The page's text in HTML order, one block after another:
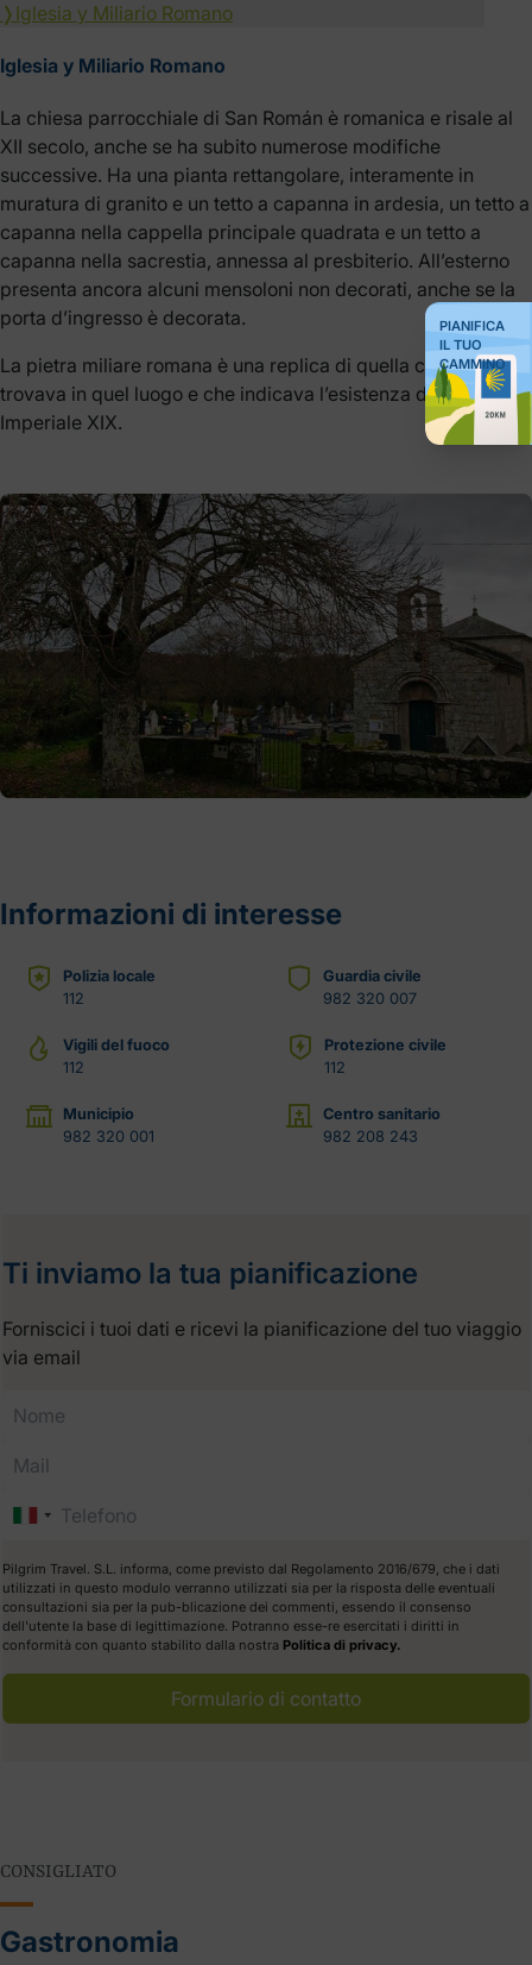
PIANIFICA
IL TUO
CAMMINO
❭ Iglesia y Miliario Romano
Iglesia y Miliario Romano
La chiesa parrocchiale di San Román è romanica e risale al
XII secolo, anche se ha subito numerose modifiche
successive. Ha una pianta rettangolare, interamente in
muratura di granito e un tetto a capanna in ardesia, un tetto a
capanna nella cappella principale quadrata e un tetto a
capanna nella sacrestia, annessa al presbiterio. All’esterno
presenta ancora alcuni mensoloni non decorati, anche se la
porta d’ingresso è decorata.
La pietra miliare romana è una replica di quella che si
trovava in quel luogo e che indicava l’esistenza della Via
Imperiale XIX.
Informazioni di interesse
Polizia locale
112
Guardia civile
982 320 007
Vigili del fuoco
112
Protezione civile
112
Municipio
982 320 001
Centro sanitario
982 208 243
Ti inviamo la tua pianificazione
Forniscici i tuoi dati e ricevi la pianificazione del tuo viaggio
via email
Pilgrim Travel. S.L. informa, come previsto dal Regolamento 2016/679, che i dati
utilizzati in questo modulo verranno utilizzati sia per la risposta delle eventuali
consultazioni sia per la pub-blicazione dei commenti, essendo il consenso
dell'utente la base di legittimazione. Potranno esse-re esercitati i diritti in
conformità con quanto stabilito dalla nostra Politica di privacy.
Formulario di contatto
CONSIGLIATO
Gastronomia